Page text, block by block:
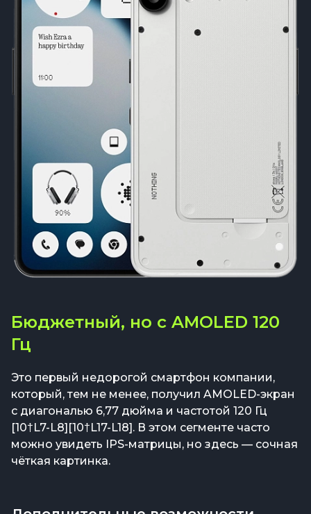
Бюджетный, но с AMOLED 120
Гц
Это первый недорогой смартфон компании,
который, тем не менее, получил AMOLED-экран
с диагональю 6,77 дюйма и частотой 120 Гц
[10†L7-L8][10†L17-L18]. В этом сегменте часто
можно увидеть IPS-матрицы, но здесь — сочная
чёткая картинка.